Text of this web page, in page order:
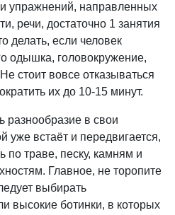
упражнений, направленных
речи, достаточно 1 занятия
делать, если человек
одышка, головокружение,
стоит вовсе отказываться
их до 10-15 минут.
разнообразие в свои
уже встаёт и передвигается,
по траве, песку, камням и
Главное, не торопите
выбирать
высокие ботинки, в которых